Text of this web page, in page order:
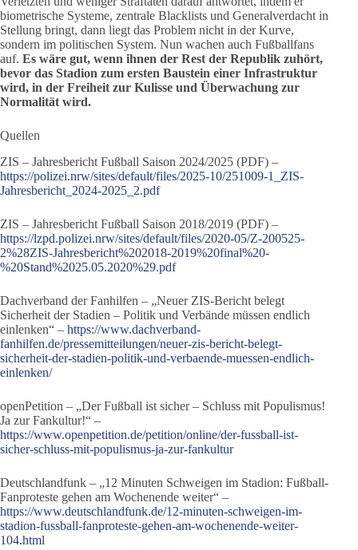
biometrische Systeme, zentrale Blacklists und Generalverdacht in
Stellung bringt, dann liegt das Problem nicht in der Kurve,
sondern im politischen System. Nun wachen auch Fußballfans
auf. Es wäre gut, wenn ihnen der Rest der Republik zuhört,
bevor das Stadion zum ersten Baustein einer Infrastruktur
wird, in der Freiheit zur Kulisse und Überwachung zur
Normalität wird.
Quellen
ZIS – Jahresbericht Fußball Saison 2024/2025 (PDF) –
https://polizei.nrw/sites/default/files/2025-10/251009-1_ZIS-
Jahresbericht_2024-2025_2.pdf
ZIS – Jahresbericht Fußball Saison 2018/2019 (PDF) –
https://lzpd.polizei.nrw/sites/default/files/2020-05/Z-200525-
2%28ZIS-Jahresbericht%202018-2019%20final%20-
%20Stand%2025.05.2020%29.pdf
Dachverband der Fanhilfen – „Neuer ZIS-Bericht belegt
Sicherheit der Stadien – Politik und Verbände müssen endlich
einlenken“ – https://www.dachverband-
fanhilfen.de/pressemitteilungen/neuer-zis-bericht-belegt-
sicherheit-der-stadien-politik-und-verbaende-muessen-endlich-
einlenken/
openPetition – „Der Fußball ist sicher – Schluss mit Populismus!
Ja zur Fankultur!“ –
https://www.openpetition.de/petition/online/der-fussball-ist-
sicher-schluss-mit-populismus-ja-zur-fankultur
Deutschlandfunk – „12 Minuten Schweigen im Stadion: Fußball-
Fanproteste gehen am Wochenende weiter“ –
https://www.deutschlandfunk.de/12-minuten-schweigen-im-
stadion-fussball-fanproteste-gehen-am-wochenende-weiter-
104.html